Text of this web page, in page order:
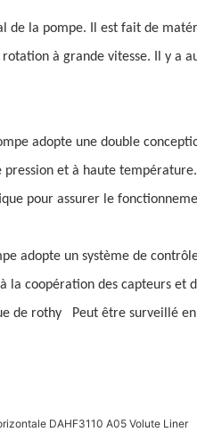
de la pompe. Il est fait de
à grande vitesse. Il y a
adopte une double
pression et à haute
pour assurer le
adopte un système de
la coopération des capteurs
de rothy
Peut être surveillé
DAHF3110 A05 Volute Liner